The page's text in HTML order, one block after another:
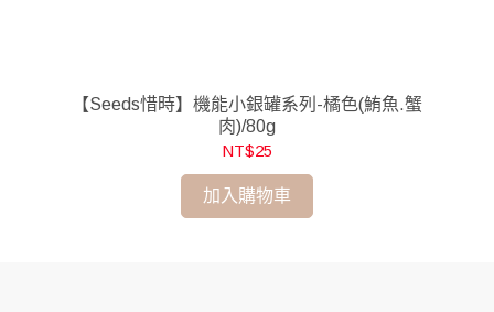
【Seeds惜時】機能小銀罐系列-橘色(鮪魚.蟹
肉)/80g
NT$25
加入購物車